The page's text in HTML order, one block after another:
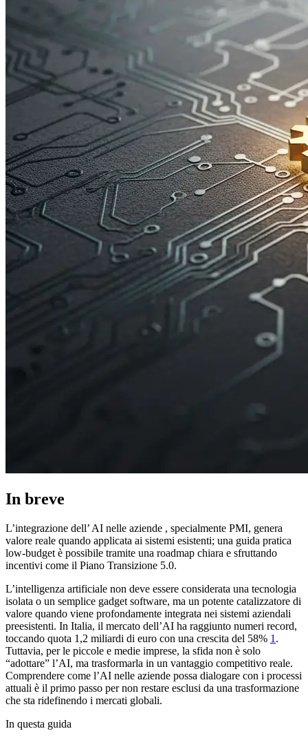
In breve
L’integrazione dell’ AI nelle aziende , specialmente PMI, genera
valore reale quando applicata ai sistemi esistenti; una guida pratica
low-budget è possibile tramite una roadmap chiara e sfruttando
incentivi come il Piano Transizione 5.0.
L’intelligenza artificiale non deve essere considerata una tecnologia
isolata o un semplice gadget software, ma un potente catalizzatore di
valore quando viene profondamente integrata nei sistemi aziendali
preesistenti. In Italia, il mercato dell’AI ha raggiunto numeri record,
toccando quota 1,2 miliardi di euro con una crescita del 58% 1 .
Tuttavia, per le piccole e medie imprese, la sfida non è solo
“adottare” l’AI, ma trasformarla in un vantaggio competitivo reale.
Comprendere come l’AI nelle aziende possa dialogare con i processi
attuali è il primo passo per non restare esclusi da una trasformazione
che sta ridefinendo i mercati globali.
In questa guida